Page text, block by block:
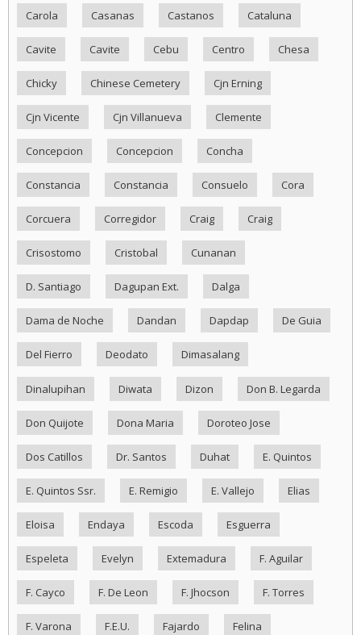
Carola Casanas Castanos Cataluna
Cavite Cavite Cebu Centro Chesa
Chicky Chinese Cemetery Cjn Erning
Cjn Vicente Cjn Villanueva Clemente
Concepcion Concepcion Concha
Constancia Constancia Consuelo Cora
Corcuera Corregidor Craig Craig
Crisostomo Cristobal Cunanan
D. Santiago Dagupan Ext. Dalga
Dama de Noche Dandan Dapdap De Guia
Del Fierro Deodato Dimasalang
Dinalupihan Diwata Dizon Don B. Legarda
Don Quijote Dona Maria Doroteo Jose
Dos Catillos Dr. Santos Duhat E. Quintos
E. Quintos Ssr. E. Remigio E. Vallejo Elias
Eloisa Endaya Escoda Esguerra
Espeleta Evelyn Extemadura F. Aguilar
F. Cayco F. De Leon F. Jhocson F. Torres
F. Varona F.E.U. Fajardo Felina